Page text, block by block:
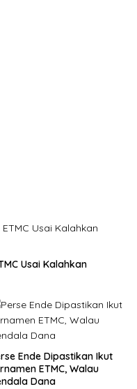
Usai Kalahkan
Ende Dipastikan Ikut
ETMC, Walau
Dana